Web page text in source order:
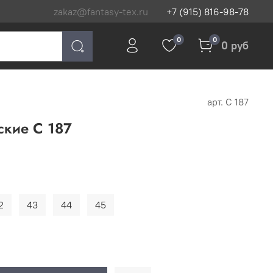
zakaz@fantasy-tex.ru +7 (915) 816-98-78
0 0 0 руб
арт. С 187
С 187
43 44 45